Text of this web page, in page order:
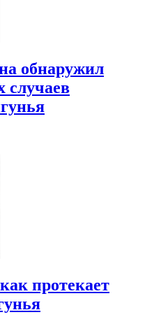
обнаружил
случаев
протекает